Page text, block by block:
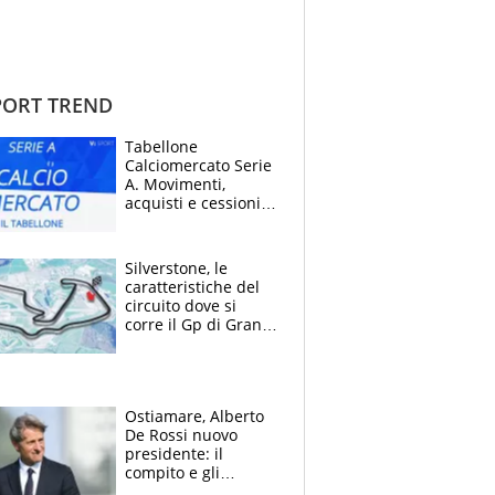
TREND
Tabellone
Calciomercato Serie
A. Movimenti,
acquisti e cessioni:
Silverstone, le
caratteristiche del
circuito dove si
corre il Gp di Gran
Ostiamare, Alberto
De Rossi nuovo
presidente: il
compito e gli